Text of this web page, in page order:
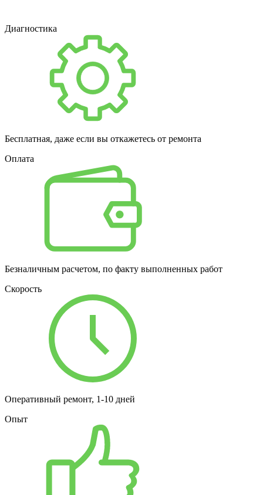
Диагностика
Бесплатная, даже если вы откажетесь от ремонта
Оплата
Безналичным расчетом, по факту выполненных работ
Скорость
Оперативный ремонт, 1-10 дней
Опыт